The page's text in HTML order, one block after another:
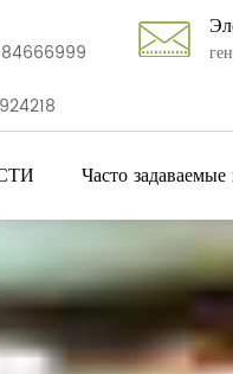
Часто